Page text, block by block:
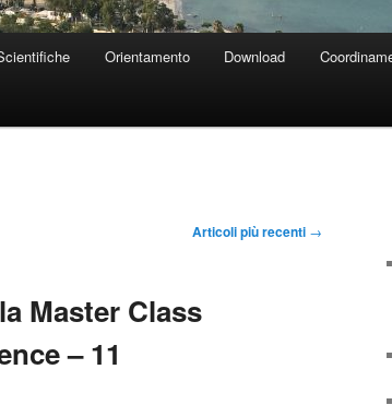
Orientamento Download
Articoli più recenti →
Master Class
– 11